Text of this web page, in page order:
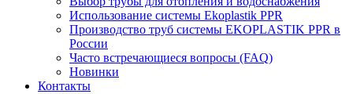
Использование системы Ekoplastik PPR
Производство труб системы EKOPLASTIK PPR в
России
Часто встречающиеся вопросы (FAQ)
Новинки
Контакты